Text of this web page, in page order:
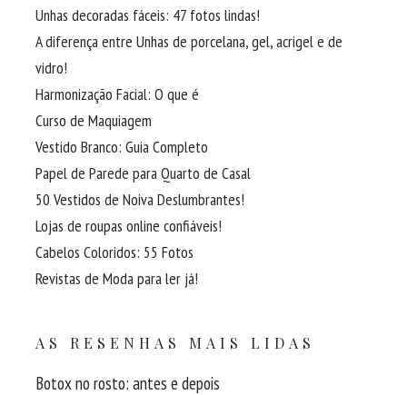
Unhas decoradas fáceis: 47 fotos lindas!
A diferença entre Unhas de porcelana, gel, acrigel e de
vidro!
Harmonização Facial: O que é
Curso de Maquiagem
Vestido Branco: Guia Completo
Papel de Parede para Quarto de Casal
50 Vestidos de Noiva Deslumbrantes!
Lojas de roupas online confiáveis!
Cabelos Coloridos: 55 Fotos
Revistas de Moda para ler já!
AS RESENHAS MAIS LIDAS
Botox no rosto: antes e depois